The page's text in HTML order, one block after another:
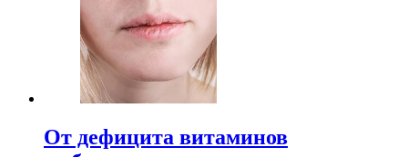
От дефицита витаминов